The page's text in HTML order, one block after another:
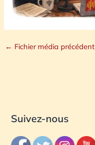
← Fichier média précédent
Suivez-nous